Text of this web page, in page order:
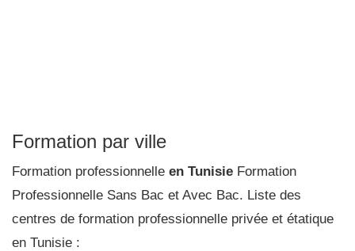
Formation par ville
Formation professionnelle en Tunisie Formation
Professionnelle Sans Bac et Avec Bac. Liste des
centres de formation professionnelle privée et étatique
en Tunisie :